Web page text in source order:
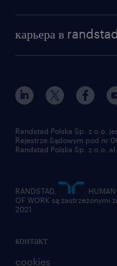
институт
для медиа
для поставщиков
карьера в randstad
наш мир
работа в randstad
отправить резюме
контакт
cookies
Randstad Polska Sp. z o.o.
Rejestrze Sądowym pod nr
Randstad Polska Sp. z o.o.
RANDSTAD,
,
OF WORK są zastrzeżonymi
2021